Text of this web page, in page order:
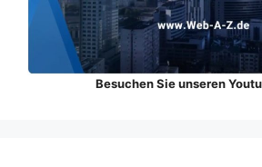
Besuchen Sie unseren